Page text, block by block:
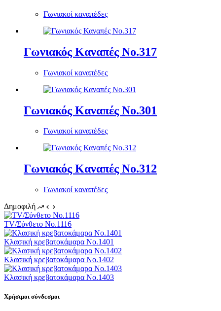
Γωνιακοί καναπέδες
Γωνιακός Καναπές Νο.317
Γωνιακοί καναπέδες
Γωνιακός Καναπές Νο.301
Γωνιακοί καναπέδες
Γωνιακός Καναπές Νο.312
Γωνιακοί καναπέδες
Δημοφιλή
TV/Σύνθετο Νο.1116
Κλασική κρεβατοκάμαρα Νο.1401
Κλασική κρεβατοκάμαρα Νο.1402
Κλασική κρεβατοκάμαρα Νο.1403
Χρήσιμοι σύνδεσμοι